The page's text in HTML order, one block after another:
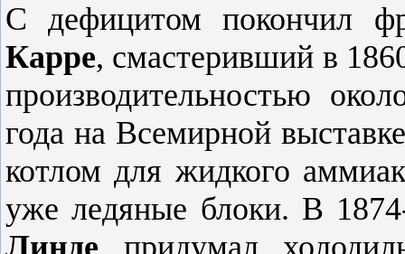
С дефицитом покончил
Карре, смастеривший в
производительностью
года на Всемирной
котлом для жидкого
уже ледяные блоки. В